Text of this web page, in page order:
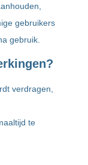
gebruikers
gebruik.
verdragen,
te